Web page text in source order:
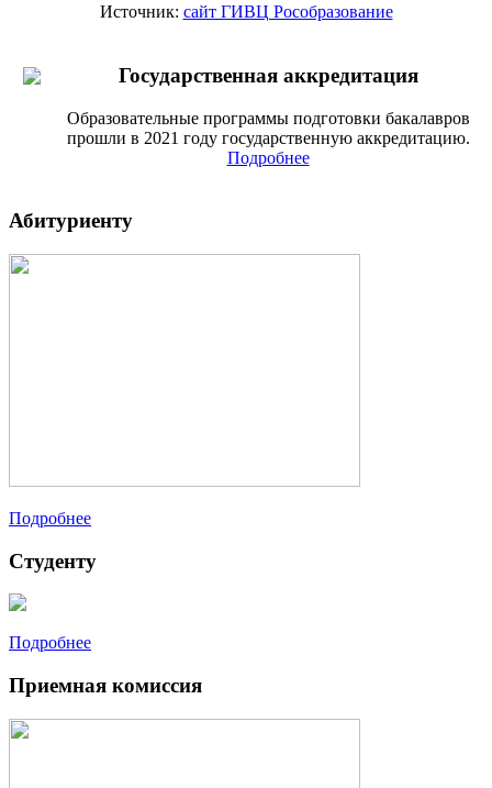
Источник: сайт ГИВЦ Рособразование
Государственная аккредитация
Образовательные программы подготовки бакалавров
прошли в 2021 году государственную аккредитацию.
Подробнее
Абитуриенту
Подробнее
Студенту
Подробнее
Приемная комиссия